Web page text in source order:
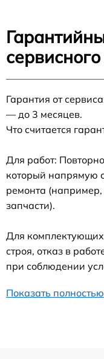
Гарантия от
— до 3 месяцев.
Что считается
Для работ:
который напрямую
ремонта
запчасти).
Для
строя, отказ в
при соблюдении
Показать полностью